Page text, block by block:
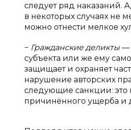
следует ряд наказаний.
в некоторых случаях не
можно отнести мелкое
− Гражданские деликты —
субъекта или же ему
защищает и охраняет
нарушение авторских
следующие санкции: это
причинённого ущерба и